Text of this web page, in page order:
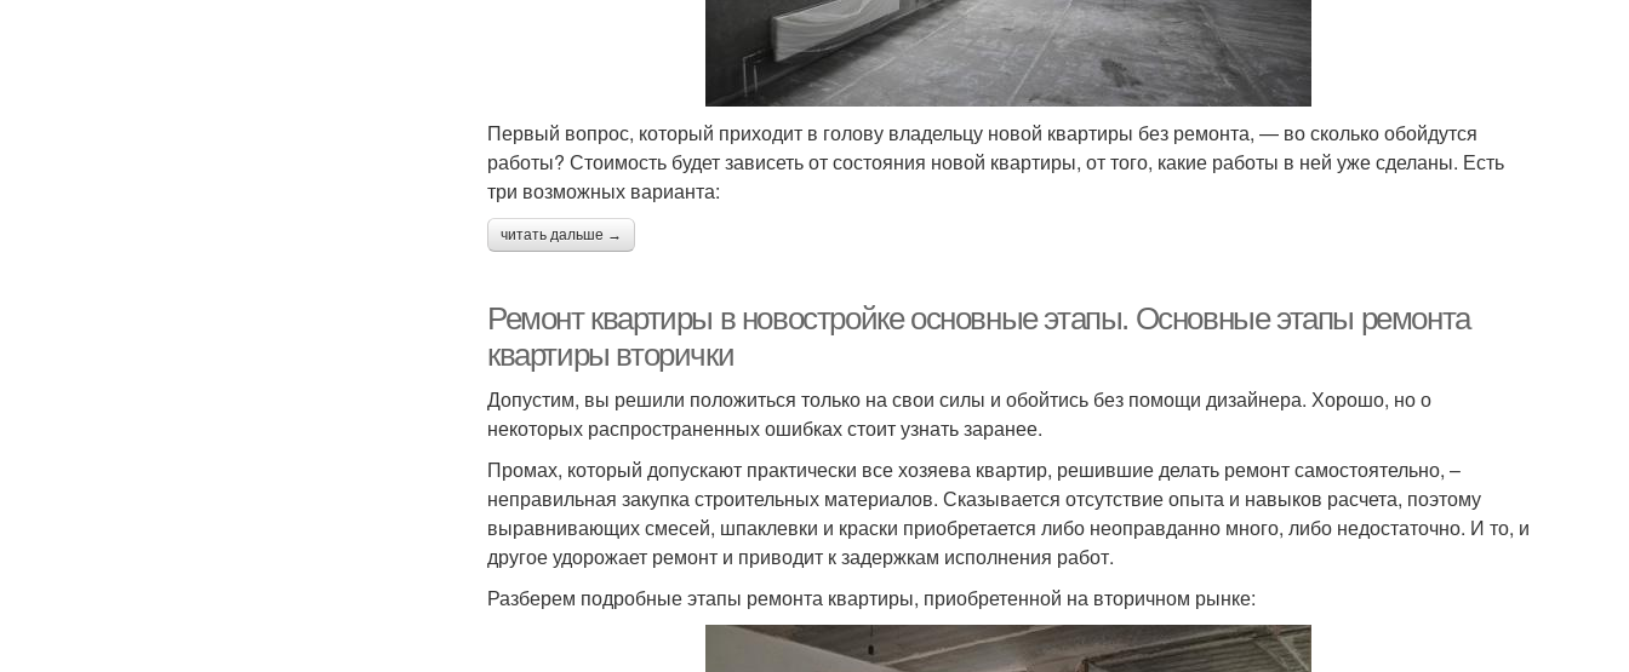
Первый вопрос, который приходит в голову владельцу новой квартиры без ремонта, — во сколько обойдутся
работы? Стоимость будет зависеть от состояния новой квартиры, от того, какие работы в ней уже сделаны. Есть
три возможных варианта:
читать дальше →
Ремонт квартиры в новостройке основные этапы. Основные этапы ремонта
квартиры вторички
Допустим, вы решили положиться только на свои силы и обойтись без помощи дизайнера. Хорошо, но о
некоторых распространенных ошибках стоит узнать заранее.
Промах, который допускают практически все хозяева квартир, решившие делать ремонт самостоятельно, –
неправильная закупка строительных материалов. Сказывается отсутствие опыта и навыков расчета, поэтому
выравнивающих смесей, шпаклевки и краски приобретается либо неоправданно много, либо недостаточно. И то, и
другое удорожает ремонт и приводит к задержкам исполнения работ.
Разберем подробные этапы ремонта квартиры, приобретенной на вторичном рынке: